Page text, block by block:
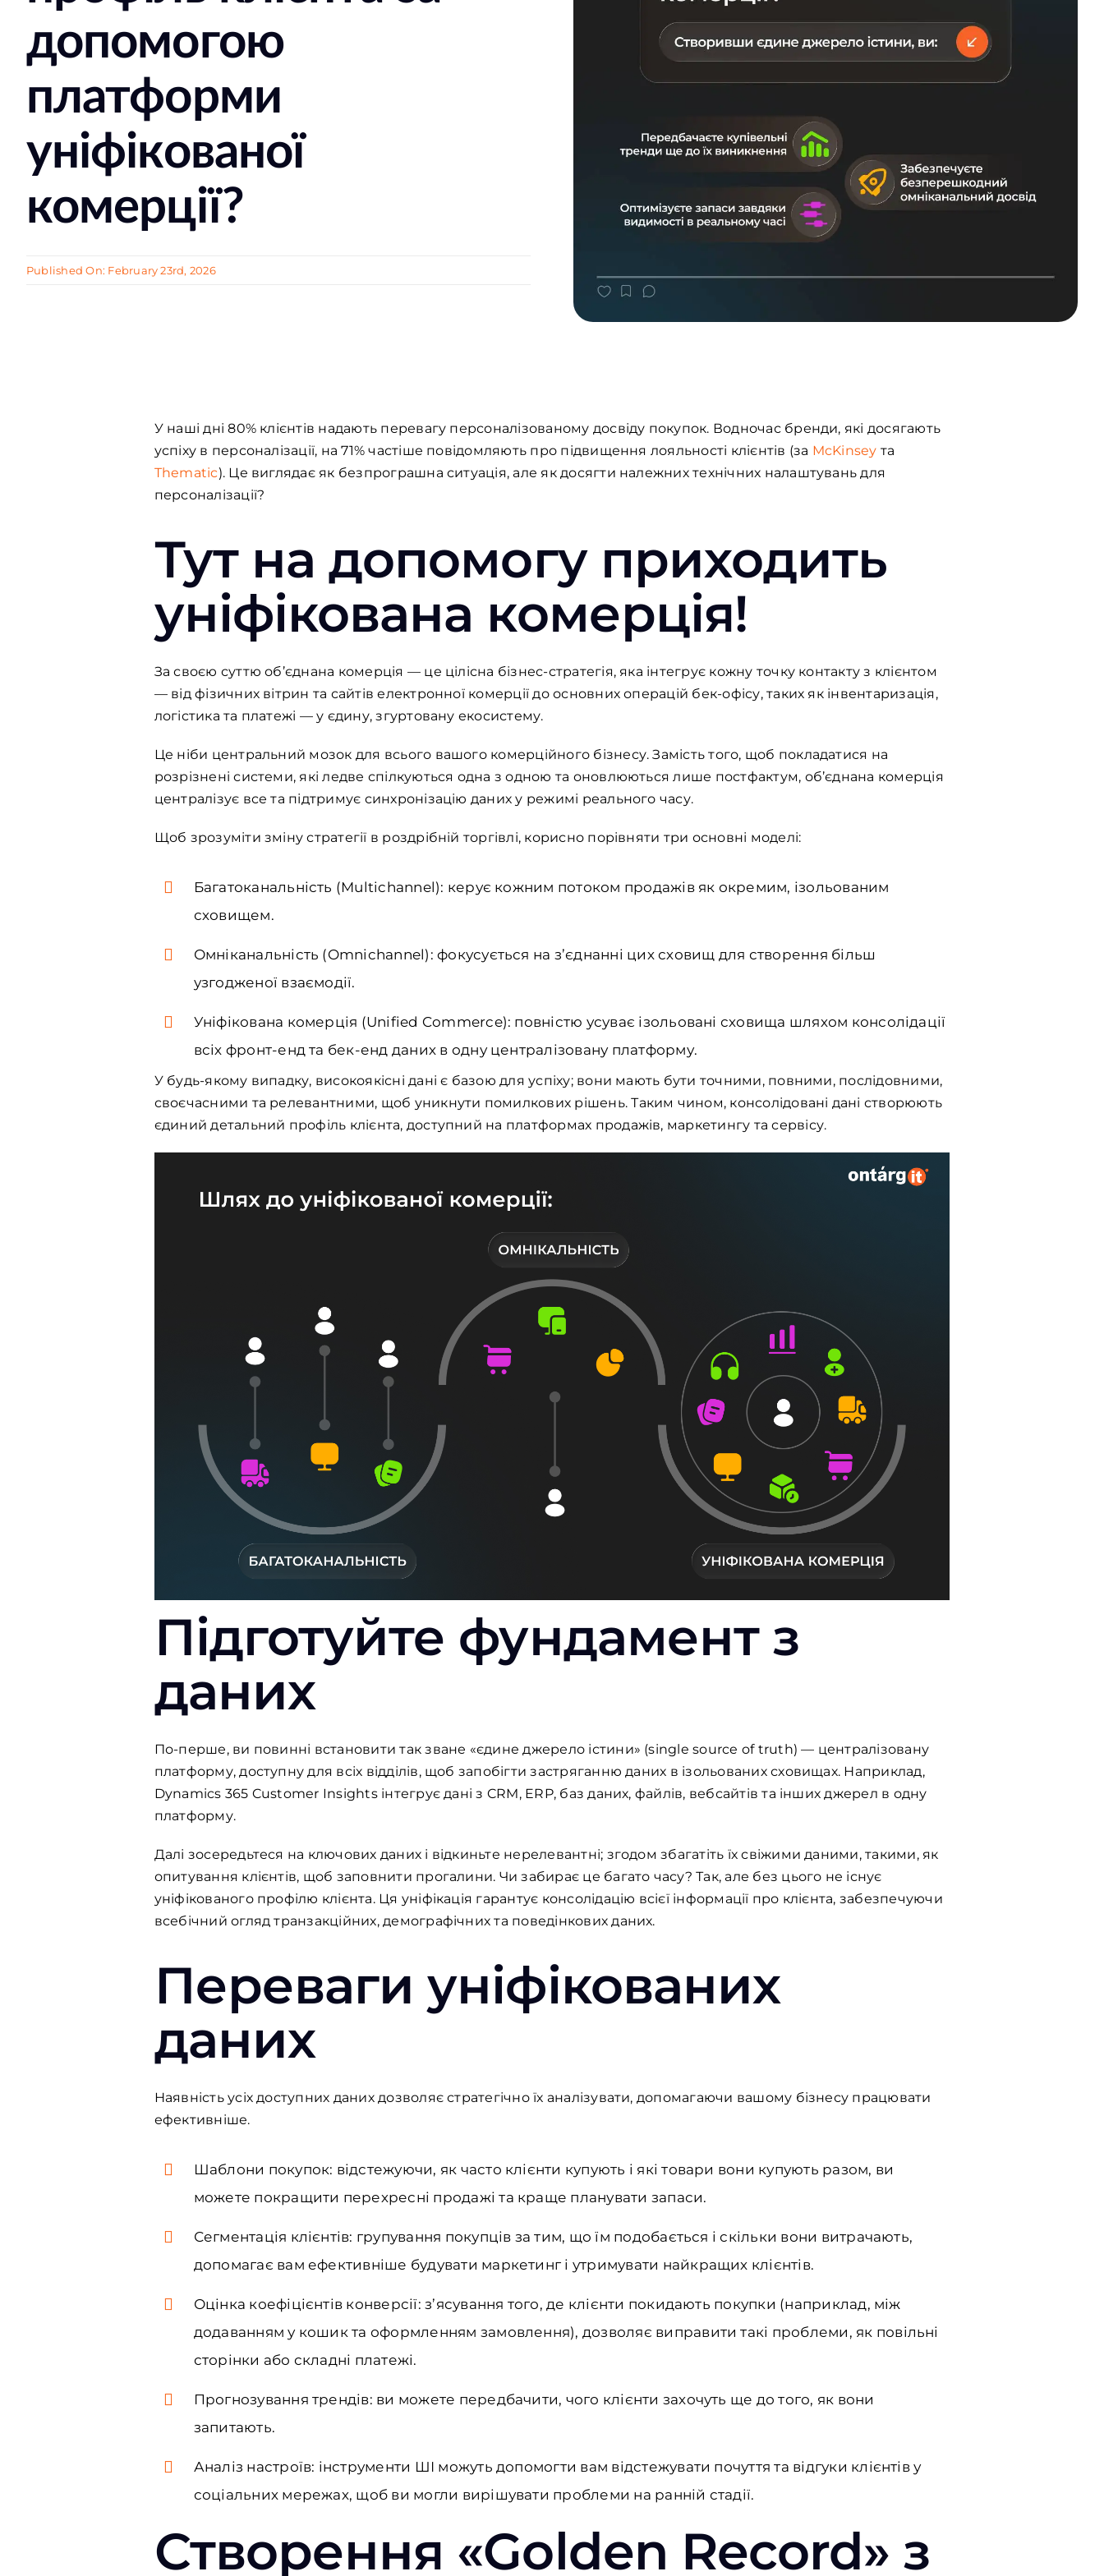
допомогою
платформи
уніфікованої
комерції?
Published On: February 23rd, 2026
У наші дні 80% клієнтів надають перевагу персоналізованому досвіду покупок. Водночас бренди, які досягають
успіху в персоналізації, на 71% частіше повідомляють про підвищення лояльності клієнтів (за McKinsey та
Thematic). Це виглядає як безпрограшна ситуація, але як досягти належних технічних налаштувань для
персоналізації?
Тут на допомогу приходить
уніфікована комерція!
За своєю суттю об’єднана комерція — це цілісна бізнес-стратегія, яка інтегрує кожну точку контакту з клієнтом
— від фізичних вітрин та сайтів електронної комерції до основних операцій бек-офісу, таких як інвентаризація,
логістика та платежі — у єдину, згуртовану екосистему.
Це ніби центральний мозок для всього вашого комерційного бізнесу. Замість того, щоб покладатися на
розрізнені системи, які ледве спілкуються одна з одною та оновлюються лише постфактум, об’єднана комерція
централізує все та підтримує синхронізацію даних у режимі реального часу.
Щоб зрозуміти зміну стратегії в роздрібній торгівлі, корисно порівняти три основні моделі:
Багатоканальність (Multichannel): керує кожним потоком продажів як окремим, ізольованим
сховищем.
Омніканальність (Omnichannel): фокусується на з’єднанні цих сховищ для створення більш
узгодженої взаємодії.
Уніфікована комерція (Unified Commerce): повністю усуває ізольовані сховища шляхом консолідації
всіх фронт-енд та бек-енд даних в одну централізовану платформу.
У будь-якому випадку, високоякісні дані є базою для успіху; вони мають бути точними, повними, послідовними,
своєчасними та релевантними, щоб уникнути помилкових рішень. Таким чином, консолідовані дані створюють
єдиний детальний профіль клієнта, доступний на платформах продажів, маркетингу та сервісу.
Підготуйте фундамент з
даних
По-перше, ви повинні встановити так зване «єдине джерело істини» (single source of truth) — централізовану
платформу, доступну для всіх відділів, щоб запобігти застряганню даних в ізольованих сховищах. Наприклад,
Dynamics 365 Customer Insights інтегрує дані з CRM, ERP, баз даних, файлів, вебсайтів та інших джерел в одну
платформу.
Далі зосередьтеся на ключових даних і відкиньте нерелевантні; згодом збагатіть їх свіжими даними, такими, як
опитування клієнтів, щоб заповнити прогалини. Чи забирає це багато часу? Так, але без цього не існує
уніфікованого профілю клієнта. Ця уніфікація гарантує консолідацію всієї інформації про клієнта, забезпечуючи
всебічний огляд транзакційних, демографічних та поведінкових даних.
Переваги уніфікованих
даних
Наявність усіх доступних даних дозволяє стратегічно їх аналізувати, допомагаючи вашому бізнесу працювати
ефективніше.
Шаблони покупок: відстежуючи, як часто клієнти купують і які товари вони купують разом, ви
можете покращити перехресні продажі та краще планувати запаси.
Сегментація клієнтів: групування покупців за тим, що їм подобається і скільки вони витрачають,
допомагає вам ефективніше будувати маркетинг і утримувати найкращих клієнтів.
Оцінка коефіцієнтів конверсії: з’ясування того, де клієнти покидають покупки (наприклад, між
додаванням у кошик та оформленням замовлення), дозволяє виправити такі проблеми, як повільні
сторінки або складні платежі.
Прогнозування трендів: ви можете передбачити, чого клієнти захочуть ще до того, як вони
запитають.
Аналіз настроїв: інструменти ШІ можуть допомогти вам відстежувати почуття та відгуки клієнтів у
соціальних мережах, щоб ви могли вирішувати проблеми на ранній стадії.
Створення «Golden Record» з